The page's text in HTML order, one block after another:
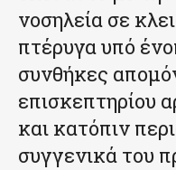
νοσηλεία σε
πτέρυγα υπό
συνθήκες
επισκεπτηρίου
και κατόπιν
συγγενικά του